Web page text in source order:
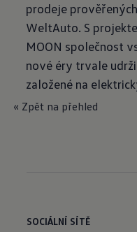
prodeje
WeltAuto. S
MOON společnost
nové éry trvale
založené na
« Zpět na přehled
SOCIÁLNÍ SÍTĚ